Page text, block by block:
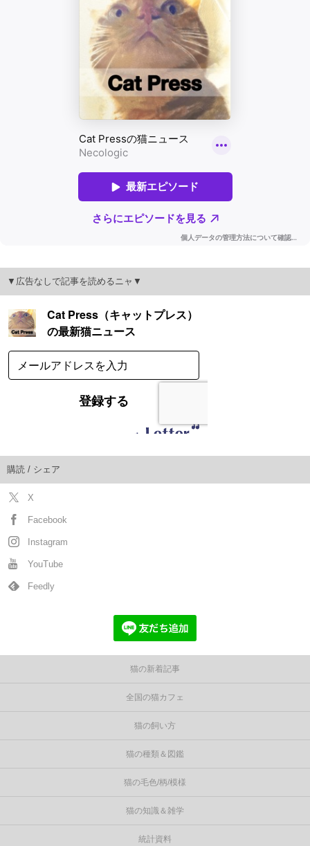
▼広告なしで記事を読めるニャ▼
購読 / シェア
X
Facebook
Instagram
YouTube
Feedly
猫の新着記事
全国の猫カフェ
猫の飼い方
猫の種類＆図鑑
猫の毛色/柄/模様
猫の知識＆雑学
統計資料